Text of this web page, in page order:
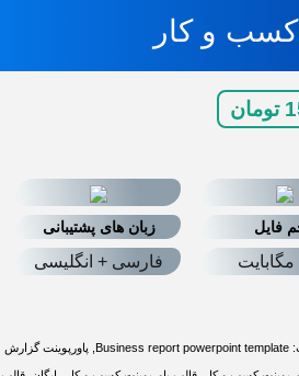
کسب و کار
تومان
فایل زبان های پشتیبانی
فارسی + انگلیسی
Business report powerpoint template پاورپوینت گزارش